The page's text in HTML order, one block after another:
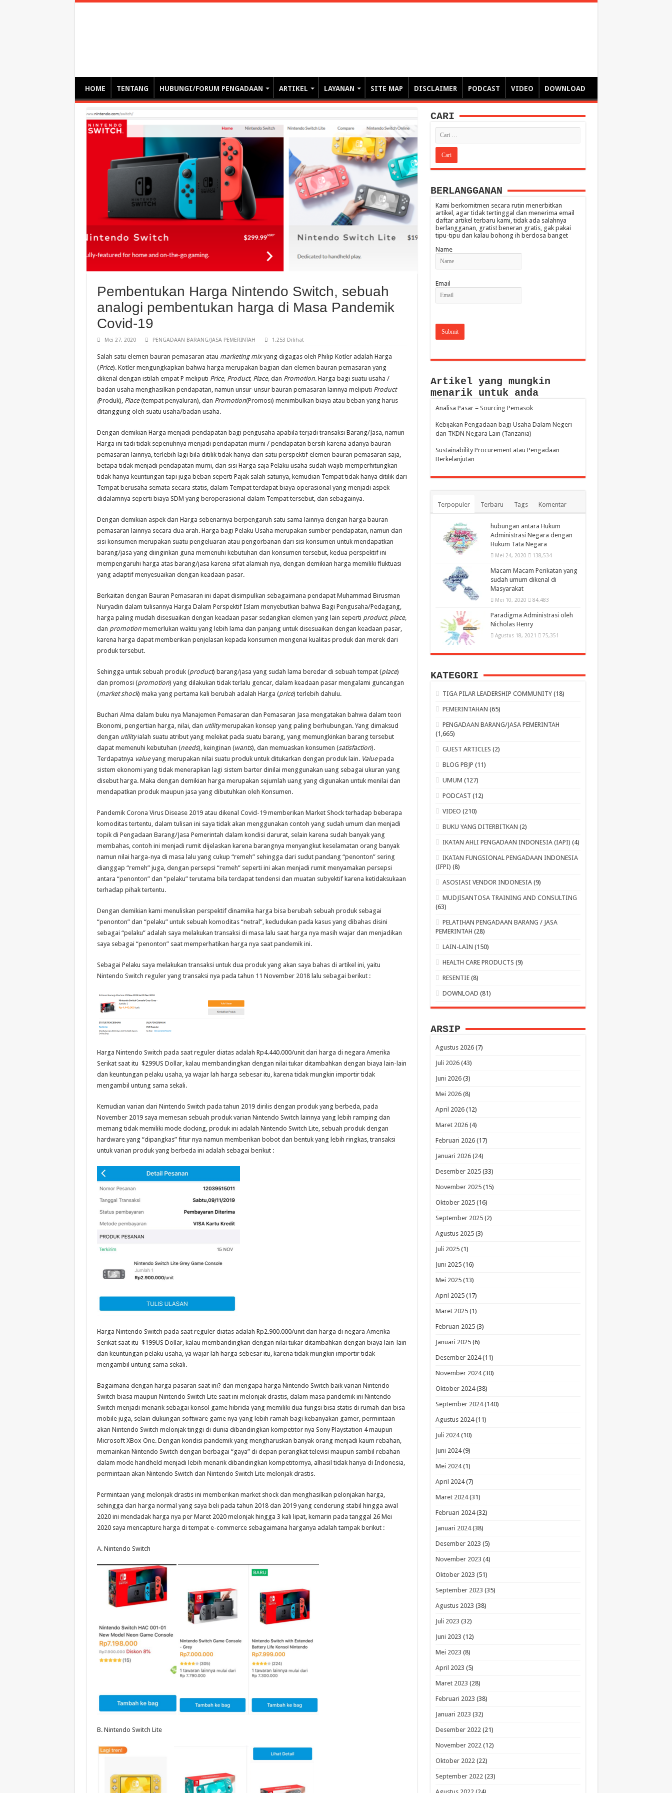
HOME TENTANG HUBUNGI/FORUM PENGADAAN ARTIKEL LAYANAN SITE MAP DISCLAIMER PODCAST VIDEO DOWNLOAD
Pembentukan Harga Nintendo Switch, sebuah
analogi pembentukan harga di Masa Pandemik
Covid-19
Mei 27, 2020 PENGADAAN BARANG/JASA PEMERINTAH 1,253 Dilihat
Salah satu elemen bauran pemasaran atau marketing mixyang digagas oleh Philip Kotler adalah Harga
(Price). Kotler mengungkapkan bahwa harga merupakan bagian dari elemen bauran pemasaran yang
dikenal dengan istilah empat P meliputi Price, Product, Place, dan Promotion. Harga bagi suatu usaha /
badan usaha menghasilkan pendapatan, namun unsur-unsur bauran pemasaran lainnya meliputi Product
(Produk), Place(tempat penyaluran), dan Promotion(Promosi) menimbulkan biaya atau beban yang harus
ditanggung oleh suatu usaha/badan usaha.
Dengan demikian Harga menjadi pendapatan bagi pengusaha apabila terjadi transaksi Barang/Jasa, namun
Harga ini tadi tidak sepenuhnya menjadi pendapatan murni / pendapatan bersih karena adanya bauran
pemasaran lainnya, terlebih lagi bila ditilik tidak hanya dari satu perspektif elemen bauran pemasaran saja,
betapa tidak menjadi pendapatan murni, dari sisi Harga saja Pelaku usaha sudah wajib memperhitungkan
tidak hanya keuntungan tapi juga beban seperti Pajak salah satunya, kemudian Tempat tidak hanya ditilik dari
Tempat berusaha semata secara statis, dalam Tempat terdapat biaya operasional yang menjadi aspek
didalamnya seperti biaya SDM yang beroperasional dalam Tempat tersebut, dan sebagainya.
Dengan demikian aspek dari Harga sebenarnya berpengaruh satu sama lainnya dengan harga bauran
pemasaran lainnya secara dua arah. Harga bagi Pelaku Usaha merupakan sumber pendapatan, namun dari
sisi konsumen merupakan suatu pengeluaran atau pengorbanan dari sisi konsumen untuk mendapatkan
barang/jasa yang diinginkan guna memenuhi kebutuhan dari konsumen tersebut, kedua perspektif ini
mempengaruhi harga atas barang/jasa karena sifat alamiah nya, dengan demikian harga memiliki fluktuasi
yang adaptif menyesuaikan dengan keadaan pasar.
Berkaitan dengan Bauran Pemasaran ini dapat disimpulkan sebagaimana pendapat Muhammad Birusman
Nuryadin dalam tulisannya Harga Dalam Perspektif Islam menyebutkan bahwa Bagi Pengusaha/Pedagang,
harga paling mudah disesuaikan dengan keadaan pasar sedangkan elemen yang lain seperti product, place,
dan promotion memerlukan waktu yang lebih lama dan panjang untuk disesuaikan dengan keadaan pasar,
karena harga dapat memberikan penjelasan kepada konsumen mengenai kualitas produk dan merek dari
produk tersebut.
Sehingga untuk sebuah produk (product) barang/jasa yang sudah lama beredar di sebuah tempat (place)
dan promosi (promotion) yang dilakukan tidak terlalu gencar, dalam keadaan pasar mengalami guncangan
(market shock) maka yang pertama kali berubah adalah Harga (price) terlebih dahulu.
Buchari Alma dalam buku nya Manajemen Pemasaran dan Pemasaran Jasa mengatakan bahwa dalam teori
Ekonomi, pengertian harga, nilai, dan utilitymerupakan konsep yang paling berhubungan. Yang dimaksud
dengan utilityialah suatu atribut yang melekat pada suatu barang, yang memungkinkan barang tersebut
dapat memenuhi kebutuhan (needs), keinginan (wants), dan memuaskan konsumen (satisfaction).
Terdapatnya valueyang merupakan nilai suatu produk untuk ditukarkan dengan produk lain. Valuepada
sistem ekonomi yang tidak menerapkan lagi sistem barter dinilai menggunakan uang sebagai ukuran yang
disebut harga. Maka dengan demikian harga merupakan sejumlah uang yang digunakan untuk menilai dan
mendapatkan produk maupun jasa yang dibutuhkan oleh Konsumen.
Pandemik Corona Virus Disease 2019 atau dikenal Covid-19 memberikan Market Shock terhadap beberapa
komoditas tertentu, dalam tulisan ini saya tidak akan menggunakan contoh yang sudah umum dan menjadi
topik di Pengadaan Barang/Jasa Pemerintah dalam kondisi darurat, selain karena sudah banyak yang
membahas, contoh ini menjadi rumit dijelaskan karena barangnya menyangkut keselamatan orang banyak
namun nilai harga-nya di masa lalu yang cukup “remeh” sehingga dari sudut pandang “penonton” sering
dianggap “remeh” juga, dengan persepsi “remeh” seperti ini akan menjadi rumit menyamakan persepsi
antara “penonton” dan “pelaku” terutama bila terdapat tendensi dan muatan subyektif karena ketidaksukaan
terhadap pihak tertentu.
Dengan demikian kami menuliskan perspektif dinamika harga bisa berubah sebuah produk sebagai
“penonton” dan “pelaku” untuk sebuah komoditas “netral”, kedudukan pada kasus yang dibahas disini
sebagai “pelaku” adalah saya melakukan transaksi di masa lalu saat harga nya masih wajar dan menjadikan
saya sebagai “penonton” saat memperhatikan harga nya saat pandemik ini.
Sebagai Pelaku saya melakukan transaksi untuk dua produk yang akan saya bahas di artikel ini, yaitu
Nintendo Switch reguler yang transaksi nya pada tahun 11 November 2018 lalu sebagai berikut :
Harga Nintendo Switch pada saat reguler diatas adalah Rp4.440.000/unit dari harga di negara Amerika
Serikat saat itu $299US Dollar, kalau membandingkan dengan nilai tukar ditambahkan dengan biaya lain-lain
dan keuntungan pelaku usaha, ya wajar lah harga sebesar itu, karena tidak mungkin importir tidak
mengambil untung sama sekali.
Kemudian varian dari Nintendo Switch pada tahun 2019 dirilis dengan produk yang berbeda, pada
November 2019 saya memesan sebuah produk varian Nintendo Switch lainnya yang lebih ramping dan
memang tidak memiliki mode docking, produk ini adalah Nintendo Switch Lite, sebuah produk dengan
hardware yang “dipangkas” fitur nya namun memberikan bobot dan bentuk yang lebih ringkas, transaksi
untuk varian produk yang berbeda ini adalah sebagai berikut :
Harga Nintendo Switch pada saat reguler diatas adalah Rp2.900.000/unit dari harga di negara Amerika
Serikat saat itu $199US Dollar, kalau membandingkan dengan nilai tukar ditambahkan dengan biaya lain-lain
dan keuntungan pelaku usaha, ya wajar lah harga sebesar itu, karena tidak mungkin importir tidak
mengambil untung sama sekali.
Bagaimana dengan harga pasaran saat ini? dan mengapa harga Nintendo Switch baik varian Nintendo
Switch biasa maupun Nintendo Switch Lite saat ini melonjak drastis, dalam masa pandemik ini Nintendo
Switch menjadi menarik sebagai konsol game hibrida yang memiliki dua fungsi bisa statis di rumah dan bisa
mobile juga, selain dukungan software game nya yang lebih ramah bagi kebanyakan gamer, permintaan
akan Nintendo Switch melonjak tinggi di dunia dibandingkan kompetitor nya Sony Playstation 4 maupun
Microsoft XBox One. Dengan kondisi pandemik yang mengharuskan banyak orang menjadi kaum rebahan,
memainkan Nintendo Switch dengan berbagai “gaya” di depan perangkat televisi maupun sambil rebahan
dalam mode handheld menjadi lebih menarik dibandingkan kompetitornya, alhasil tidak hanya di Indonesia,
permintaan akan Nintendo Switch dan Nintendo Switch Lite melonjak drastis.
Permintaan yang melonjak drastis ini memberikan market shock dan menghasilkan pelonjakan harga,
sehingga dari harga normal yang saya beli pada tahun 2018 dan 2019 yang cenderung stabil hingga awal
2020 ini mendadak harga nya per Maret 2020 melonjak hingga 3 kali lipat, kemarin pada tanggal 26 Mei
2020 saya mencapture harga di tempat e-commerce sebagaimana harganya adalah tampak berikut :
A. Nintendo Switch
B. Nintendo Switch Lite
CARI
BERLANGGANAN
Kami berkomitmen secara rutin menerbitkan
artikel, agar tidak tertinggal dan menerima email
daftar artikel terbaru kami, tidak ada salahnya
berlangganan, gratis! beneran gratis, gak pakai
tipu-tipu dan kalau bohong ih berdosa banget
Name
Email
Artikel yang mungkin
menarik untuk anda
Analisa Pasar = Sourcing Pemasok
Kebijakan Pengadaan bagi Usaha Dalam Negeri
dan TKDN Negara Lain (Tanzania)
Sustainability Procurement atau Pengadaan
Berkelanjutan
Terpopuler Terbaru Tags Komentar
hubungan antara Hukum
Administrasi Negara dengan
Hukum Tata Negara
Mei 24, 2020 138,534
Macam Macam Perikatan yang
sudah umum dikenal di
Masyarakat
Mei 10, 2020 84,483
Paradigma Administrasi oleh
Nicholas Henry
Agustus 18, 2021 75,351
KATEGORI
TIGA PILAR LEADERSHIP COMMUNITY (18)
PEMERINTAHAN (65)
PENGADAAN BARANG/JASA PEMERINTAH
(1,665)
GUEST ARTICLES (2)
BLOG PBJP (11)
UMUM (127)
PODCAST (12)
VIDEO (210)
BUKU YANG DITERBITKAN (2)
IKATAN AHLI PENGADAAN INDONESIA (IAPI) (4)
IKATAN FUNGSIONAL PENGADAAN INDONESIA
(IFPI) (8)
ASOSIASI VENDOR INDONESIA (9)
MUDJISANTOSA TRAINING AND CONSULTING
(63)
PELATIHAN PENGADAAN BARANG / JASA
PEMERINTAH (28)
LAIN-LAIN (150)
HEALTH CARE PRODUCTS (9)
RESENTIE (8)
DOWNLOAD (81)
ARSIP
Agustus 2026(7)
Juli 2026(43)
Juni 2026(3)
Mei 2026(8)
April 2026(12)
Maret 2026(4)
Februari 2026(17)
Januari 2026(24)
Desember 2025(33)
November 2025(15)
Oktober 2025(16)
September 2025(2)
Agustus 2025(3)
Juli 2025(1)
Juni 2025(16)
Mei 2025(13)
April 2025(17)
Maret 2025(1)
Februari 2025(3)
Januari 2025(6)
Desember 2024(11)
November 2024(30)
Oktober 2024(38)
September 2024(140)
Agustus 2024(11)
Juli 2024(10)
Juni 2024(9)
Mei 2024(1)
April 2024(7)
Maret 2024(31)
Februari 2024(32)
Januari 2024(38)
Desember 2023 (5)
November 2023 (4)
Oktober 2023 (51)
September 2023 (35)
Agustus 2023 (38)
Juli 2023 (32)
Juni 2023 (12)
Mei 2023 (8)
April 2023 (5)
Maret 2023 (28)
Februari 2023 (38)
Januari 2023 (32)
Desember 2022(21)
November 2022(12)
Oktober 2022(22)
September 2022(23)